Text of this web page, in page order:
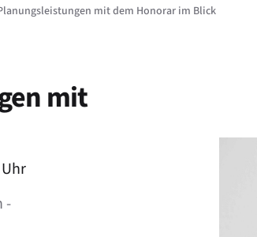
mit dem Honorar im Blick
mit
-